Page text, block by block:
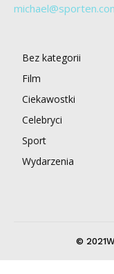
Bez kategorii
Film
Ciekawostki
Celebryci
Sport
Wydarzenia
©